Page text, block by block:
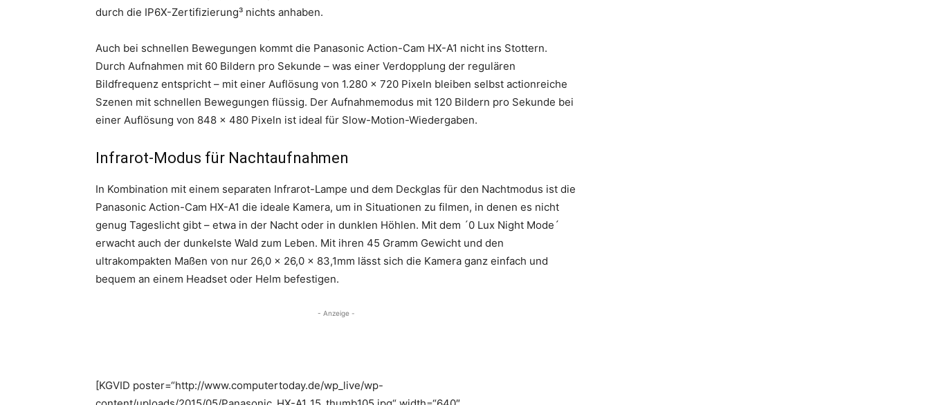
durch die IP6X-Zertifizierung³ nichts anhaben.
Auch bei schnellen Bewegungen kommt die Panasonic Action-Cam HX-A1 nicht ins Stottern.
Durch Aufnahmen mit 60 Bildern pro Sekunde – was einer Verdopplung der regulären
Bildfrequenz entspricht – mit einer Auflösung von 1.280 x 720 Pixeln bleiben selbst actionreiche
Szenen mit schnellen Bewegungen flüssig. Der Aufnahmemodus mit 120 Bildern pro Sekunde bei
einer Auflösung von 848 x 480 Pixeln ist ideal für Slow-Motion-Wiedergaben.
Infrarot-Modus für Nachtaufnahmen
In Kombination mit einem separaten Infrarot-Lampe und dem Deckglas für den Nachtmodus ist die
Panasonic Action-Cam HX-A1 die ideale Kamera, um in Situationen zu filmen, in denen es nicht
genug Tageslicht gibt – etwa in der Nacht oder in dunklen Höhlen. Mit dem ´0 Lux Night Mode´
erwacht auch der dunkelste Wald zum Leben. Mit ihren 45 Gramm Gewicht und den
ultrakompakten Maßen von nur 26,0 x 26,0 x 83,1mm lässt sich die Kamera ganz einfach und
bequem an einem Headset oder Helm befestigen.
- Anzeige -
[KGVID poster=“http://www.computertoday.de/wp_live/wp-